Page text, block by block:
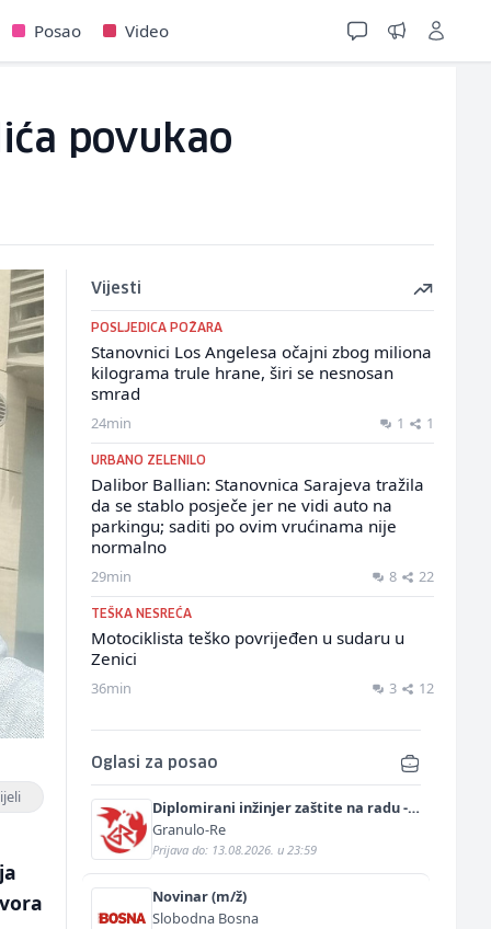
Posao Video
povukao
Vijesti
POSLJEDICA POŽARA
Stanovnici Los Angelesa očajni zbog miliona
kilograma trule hrane, širi se nesnosan
smrad
24min 1 1
URBANO ZELENILO
Dalibor Ballian: Stanovnica Sarajeva tražila
da se stablo posječe jer ne vidi auto na
parkingu; saditi po ovim vrućinama nije
normalno
29min 8 22
TEŠKA NESREĆA
Motociklista teško povrijeđen u sudaru u
Zenici
36min 3 12
Oglasi za posao
Diplomirani inžinjer zaštite na radu -
Bachelor inžinjer sigurnosti i pomoći
(m/ž)
Granulo-Re
Prijava do: 13.08.2026. u 23:59
Novinar (m/ž)
Slobodna Bosna